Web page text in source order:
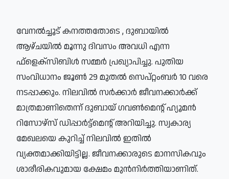
വേനല്‍ച്ചൂട് കനത്തതോടെ , ദുബായില്‍
ആഴ്ചയില്‍ മൂന്നു ദിവസം അവധി എന്ന
ഫ്‌ളെക്‌സിബിള്‍ സമ്മര്‍ പ്രഖ്യാപിച്ചു.​ പുതിയ
സംവിധാനം ജൂണ്‍ 29 മുതല്‍ സെപ്റ്റംബര്‍ 10 വരെ
നടപ്പാക്കും. നിലവില്‍ സര്‍ക്കാര്‍ ജീവനക്കാര്‍ക്ക്
മാത്രമാണിതെന്ന് ദുബായ് ഗവണ്‍മെന്റ് ഹ്യൂമന്‍
റിസോഴ്‌സ് ഡിപ്പാര്‍ട്ട്‌മെന്റ് അറിയിച്ചു. സ്വകാര്യ
മേഖലയെ കുറിച്ച് നിലവില്‍ ഇതില്‍
വ്യക്തമാക്കിയിട്ടില്ല. ജീവനക്കാരുടെ മാനസികവും
ശാരീരികവുമായ ക്ഷേമം മുന്‍നിര്‍ത്തിയാണിത്.